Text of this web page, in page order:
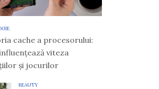
cache a procesorului:
viteza
și jocurilor
BEAUTY